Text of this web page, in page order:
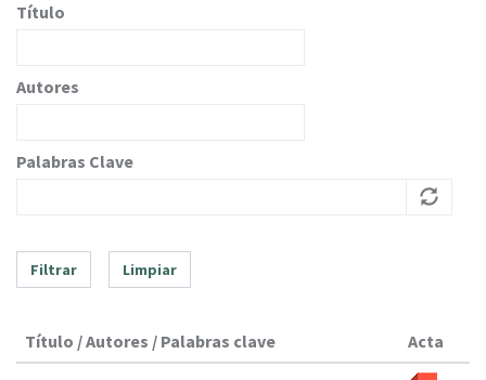
Título
Autores
Palabras Clave
Filtrar Limpiar
Título / Autores / Palabras clave Acta